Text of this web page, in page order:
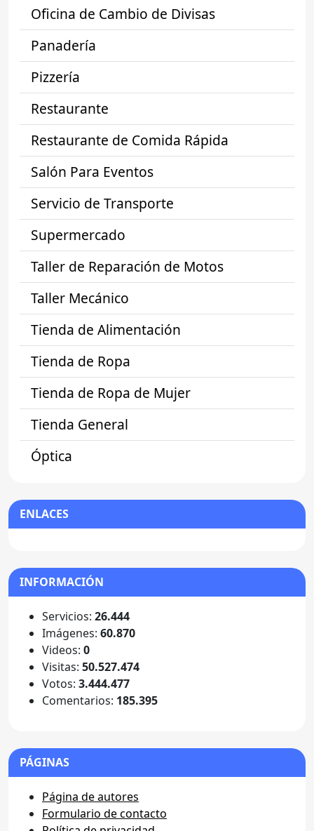
Oficina de Cambio de Divisas
Panadería
Pizzería
Restaurante
Restaurante de Comida Rápida
Salón Para Eventos
Servicio de Transporte
Supermercado
Taller de Reparación de Motos
Taller Mecánico
Tienda de Alimentación
Tienda de Ropa
Tienda de Ropa de Mujer
Tienda General
Óptica
ENLACES
INFORMACIÓN
Servicios: 26.444
Imágenes: 60.870
Videos: 0
Visitas: 50.527.474
Votos: 3.444.477
Comentarios: 185.395
PÁGINAS
Página de autores
Formulario de contacto